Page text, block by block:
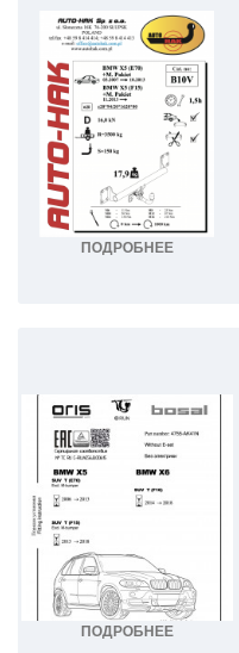
ПОДРОБНЕЕ
ПОДРОБНЕЕ